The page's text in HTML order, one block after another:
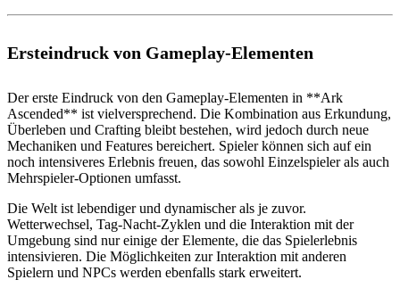
Ersteindruck von Gameplay-Elementen
Der erste Eindruck von den Gameplay-Elementen in **Ark
Ascended** ist vielversprechend. Die Kombination aus Erkundung,
Überleben und Crafting bleibt bestehen, wird jedoch durch neue
Mechaniken und Features bereichert. Spieler können sich auf ein
noch intensiveres Erlebnis freuen, das sowohl Einzelspieler als auch
Mehrspieler-Optionen umfasst.
Die Welt ist lebendiger und dynamischer als je zuvor.
Wetterwechsel, Tag-Nacht-Zyklen und die Interaktion mit der
Umgebung sind nur einige der Elemente, die das Spielerlebnis
intensivieren. Die Möglichkeiten zur Interaktion mit anderen
Spielern und NPCs werden ebenfalls stark erweitert.